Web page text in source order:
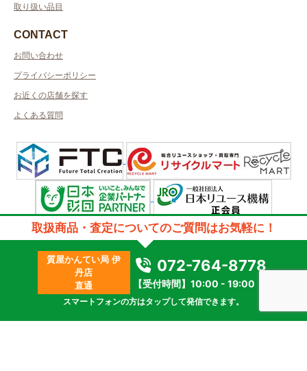
取り扱い品目
CONTACT
お問い合わせ
プライバシーポリシー
お近くの店舗を探す
よくある質問
許可管轄：兵庫県公安委員会
古物商許可番号：第631132400032号／取得者名日本エスクローサービス
株式会社
質屋許可番号：第631372500002号/取得者名株式会社アールティ
2023 © kanteikyoku.jp allrights reseved.
取扱商品・査定についてのご質問はお気軽に！
質屋かんてい局 伊
丹店
直通
072-764-8778
【受付時間】10:00 - 19:00
スマートフォンの方はタップして発信できます。